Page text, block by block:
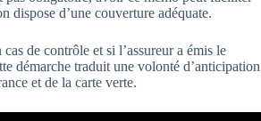
dispose d’une couverture adéquate.
de contrôle et si l’assureur a émis le
démarche traduit une volonté d’anticipation
et de la carte verte.